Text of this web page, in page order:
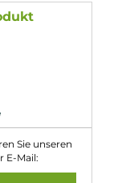
60ml Flasche